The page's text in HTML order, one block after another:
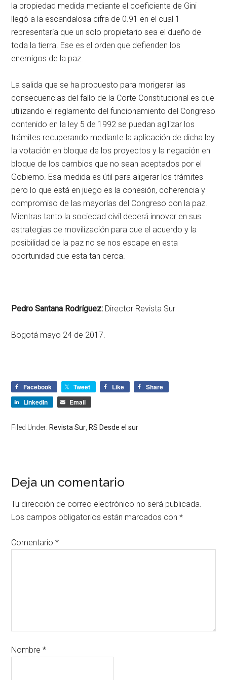
la propiedad medida mediante el coeficiente de Gini
llegó a la escandalosa cifra de 0.91 en el cual 1
representaría que un solo propietario sea el dueño de
toda la tierra. Ese es el orden que defienden los
enemigos de la paz.
La salida que se ha propuesto para morigerar las
consecuencias del fallo de la Corte Constitucional es que
utilizando el reglamento del funcionamiento del Congreso
contenido en la ley 5 de 1992 se puedan agilizar los
trámites recuperando mediante la aplicación de dicha ley
la votación en bloque de los proyectos y la negación en
bloque de los cambios que no sean aceptados por el
Gobierno. Esa medida es útil para aligerar los trámites
pero lo que está en juego es la cohesión, coherencia y
compromiso de las mayorías del Congreso con la paz.
Mientras tanto la sociedad civil deberá innovar en sus
estrategias de movilización para que el acuerdo y la
posibilidad de la paz no se nos escape en esta
oportunidad que esta tan cerca.
Pedro Santana Rodríguez: Director Revista Sur
Bogotá mayo 24 de 2017.
Facebook Tweet Like
Share
LinkedIn
Email
Filed Under: Revista Sur RS Desde el sur
Deja un comentario
Tu dirección de correo electrónico no será publicada.
Los campos obligatorios están marcados con*
Comentario*
Nombre*